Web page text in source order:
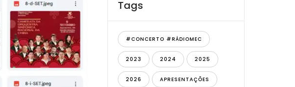
Tags
#CONCERTO #RÁDIOMEC
2023 2024 2025
2026 APRESENTAÇÕES